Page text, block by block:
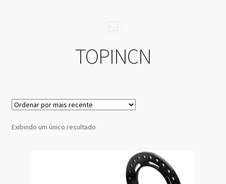
TOPINCN
Exibindo um único resultado